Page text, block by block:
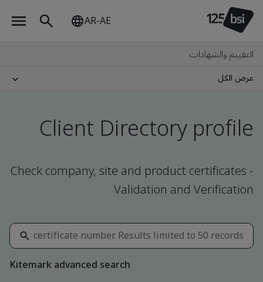
AR-AE
التقييم والشهادات
عرض الكل
Client Directory profile
Check company, site and product certificates -
Validation and Verification
Kitemark advanced search